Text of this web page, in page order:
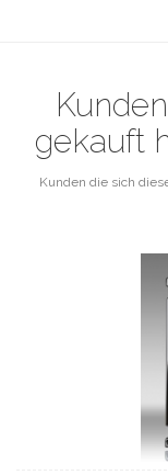
gekauft
Kunden die sich